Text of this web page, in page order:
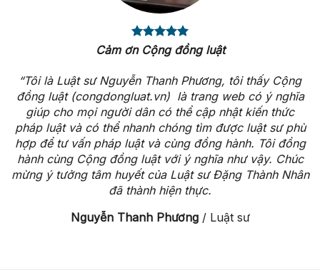
Cảm ơn Cộng đồng luật
“Tôi là Luật sư Nguyễn Thanh Phương, tôi thấy Cộng
đồng luật (congdongluat.vn) là trang web có ý nghĩa
giúp cho mọi người dân có thể cập nhật kiến thức
pháp luật và có thể nhanh chóng tìm được luật sư phù
hợp để tư vấn pháp luật và cùng đồng hành. Tôi đồng
hành cùng Cộng đồng luật với ý nghĩa như vậy. Chúc
mừng ý tưởng tâm huyết của Luật sư Đặng Thành Nhân
đã thành hiện thực.
Nguyễn Thanh Phương / Luật sư